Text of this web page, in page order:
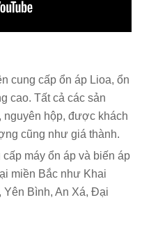
cung cấp ổn áp Lioa, ổn
cao. Tất cả các sản
nguyên hộp, được khách
cũng như giá thành.
máy ổn áp và biến áp
miền Bắc như Khai
Yên Bình, An Xá, Đại